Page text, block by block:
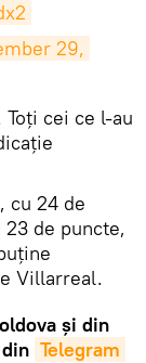
29,
cei ce l-au
cu 24 de
de puncte,
Villarreal.
și din
Telegram